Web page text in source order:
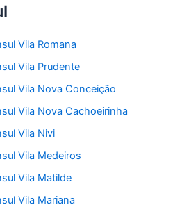
Vila Romana
Vila Prudente
Vila Nova Conceição
Vila Nova Cachoeirinha
Vila Nivi
Vila Medeiros
Vila Matilde
Vila Mariana